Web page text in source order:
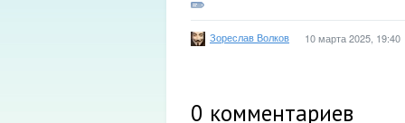
Зореслав Волков 10 марта 2025, 19:40
0 комментариев